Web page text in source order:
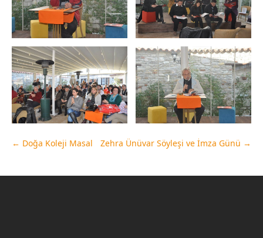
← Doğa Koleji Masal Zehra Ünüvar Söyleşi ve İmza Günü →